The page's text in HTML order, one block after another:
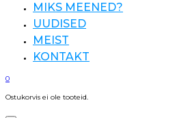
MIKS MEENED?
UUDISED
MEIST
KONTAKT
0
Ostukorvis ei ole tooteid.